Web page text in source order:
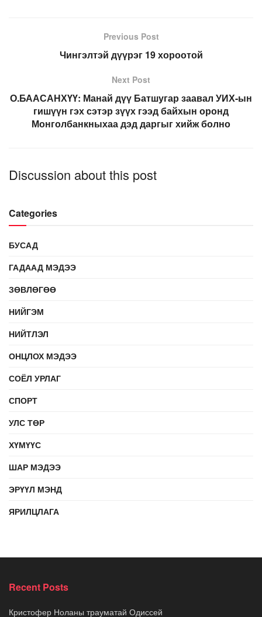
Previous Post
Чингэлтэй дүүрэг 19 хороотой
Next Post
О.БААСАНХҮҮ: Манай дүү Батшугар заавал УИХ-ын
гишүүн гэх сэтэр зүүх гээд байхын оронд
Монголбанкныхаа дэд даргыг хийж болно
Discussion about this post
Categories
БУСАД
ГАДААД МЭДЭЭ
ЗӨВЛӨГӨӨ
НИЙГЭМ
НИЙТЛЭЛ
ОНЦЛОХ МЭДЭЭ
СОЁЛ УРЛАГ
СПОРТ
УЛС ТӨР
ХҮМҮҮС
ШАР МЭДЭЭ
ЭРҮҮЛ МЭНД
ЯРИЛЦЛАГА
Recent Posts
Кристофер Ноланы трауматай Одиссей